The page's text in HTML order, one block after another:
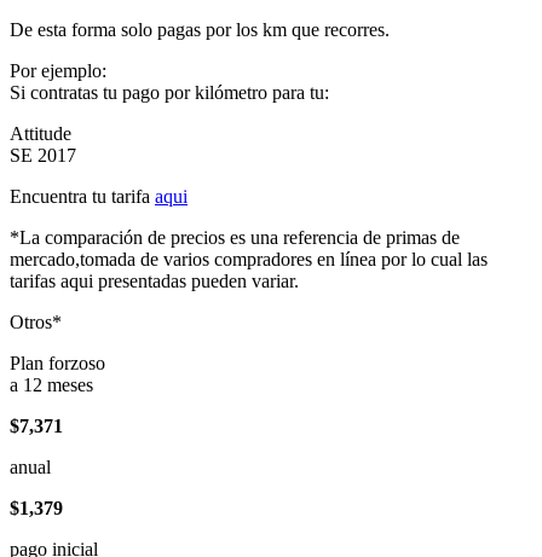
De esta forma solo pagas por los km que recorres.
Por ejemplo:
Si contratas tu pago por kilómetro para tu:
Attitude
SE 2017
Encuentra tu tarifa aqui
*La comparación de precios es una referencia de primas de
mercado,tomada de varios compradores en línea por lo cual las
tarifas aqui presentadas pueden variar.
Otros*
Plan forzoso
a 12 meses
$7,371
anual
$1,379
pago inicial